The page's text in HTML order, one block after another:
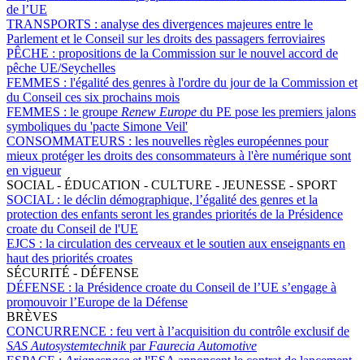
de l’UE
TRANSPORTS : analyse des divergences majeures entre le
Parlement et le Conseil sur les droits des passagers ferroviaires
PÊCHE : propositions de la Commission sur le nouvel accord de
pêche UE/Seychelles
FEMMES : l'égalité des genres à l'ordre du jour de la Commission et
du Conseil ces six prochains mois
FEMMES : le groupe Renew Europe du PE pose les premiers jalons
symboliques du 'pacte Simone Veil'
CONSOMMATEURS : les nouvelles règles européennes pour
mieux protéger les droits des consommateurs à l'ère numérique sont
en vigueur
SOCIAL - ÉDUCATION - CULTURE - JEUNESSE - SPORT
SOCIAL : le déclin démographique, l’égalité des genres et la
protection des enfants seront les grandes priorités de la Présidence
croate du Conseil de l'UE
EJCS : la circulation des cerveaux et le soutien aux enseignants en
haut des priorités croates
SÉCURITÉ - DÉFENSE
DÉFENSE : la Présidence croate du Conseil de l’UE s’engage à
promouvoir l’Europe de la Défense
BRÈVES
CONCURRENCE : feu vert à l’acquisition du contrôle exclusif de
SAS Autosystemtechnikpar Faurecia Automotive